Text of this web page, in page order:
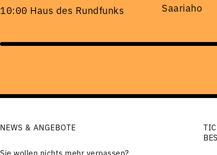
10:00 Haus des Rundfunks Saariaho
NEWS & ANGEBOTE
Sie wollen nichts mehr verpassen?